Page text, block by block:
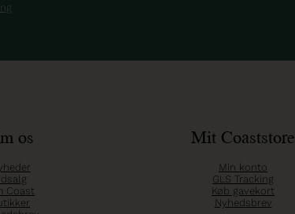
os
Coast
Mit Coaststore
Min konto
GLS Tracking
Køb gavekort
Nyhedsbrev